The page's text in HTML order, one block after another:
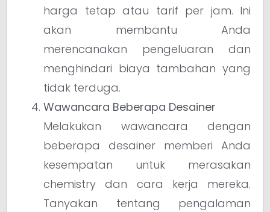
harga tetap atau tarif per jam. Ini
akan membantu Anda
merencanakan pengeluaran dan
menghindari biaya tambahan yang
tidak terduga.
Wawancara Beberapa Desainer
Melakukan wawancara dengan
beberapa desainer memberi Anda
kesempatan untuk merasakan
chemistry dan cara kerja mereka.
Tanyakan tentang pengalaman